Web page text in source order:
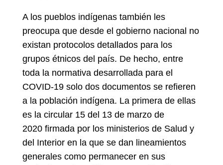
A los pueblos indígenas también les
preocupa que desde el gobierno nacional no
existan protocolos detallados para los
grupos étnicos del país. De hecho, entre
toda la normativa desarrollada para el
COVID-19 solo dos documentos se refieren
a la población indígena. La primera de ellas
es la circular 15 del 13 de marzo de
2020 firmada por los ministerios de Salud y
del Interior en la que se dan lineamientos
generales como permanecer en sus